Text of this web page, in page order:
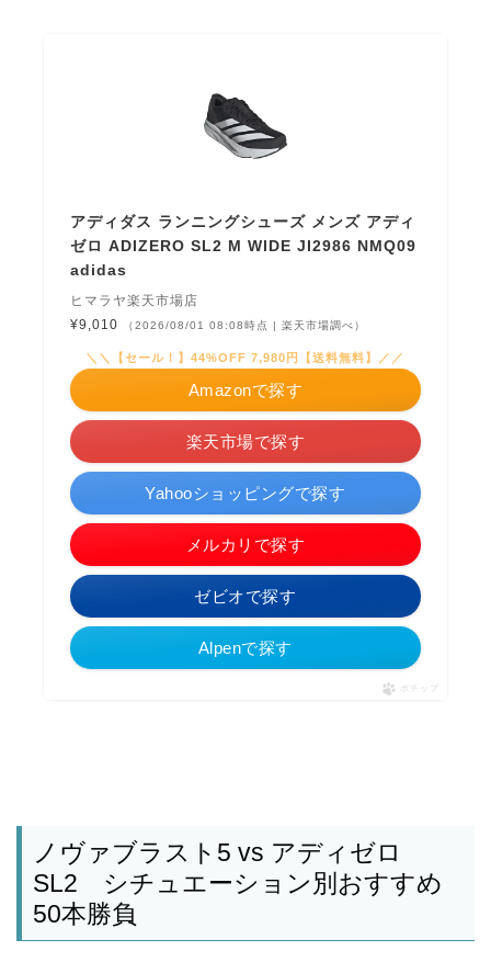
アディダス ランニングシューズ メンズ アディ
ゼロ ADIZERO SL2 M WIDE JI2986 NMQ09
adidas
ヒマラヤ楽天市場店
¥9,010
（2026/08/01 08:08時点 | 楽天市場調べ）
＼＼【セール！】44%OFF 7,980円【送料無料】／／
Amazonで探す
楽天市場で探す
Yahooショッピングで探す
メルカリで探す
ゼビオで探す
Alpenで探す
ポチップ
ノヴァブラスト5 vs アディゼロ
SL2 シチュエーション別おすすめ
50本勝負